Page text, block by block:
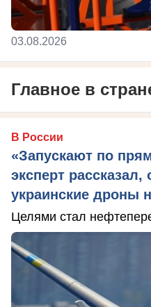
03.08.2026
Главное в
В России
«Запускают по
эксперт рассказал,
украинские дроны
Целями стал